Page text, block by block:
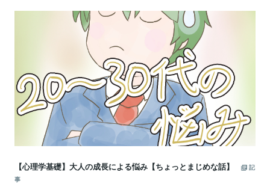
【心理学基礎】大人の成長による悩み【ちょっとまじめな話】
記
事